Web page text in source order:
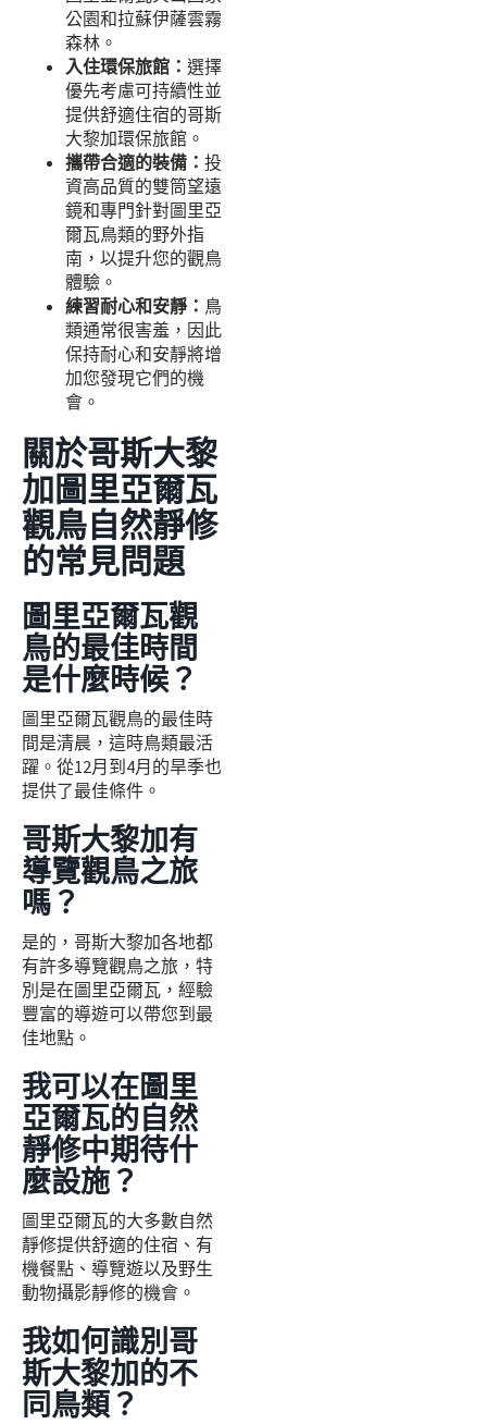
公園和拉蘇伊薩雲霧
森林。
入住環保旅館： 選擇
優先考慮可持續性並
提供舒適住宿的哥斯
大黎加環保旅館。
攜帶合適的裝備： 投
資高品質的雙筒望遠
鏡和專門針對圖里亞
爾瓦鳥類的野外指
南，以提升您的觀鳥
體驗。
練習耐心和安靜： 鳥
類通常很害羞，因此
保持耐心和安靜將增
加您發現它們的機
會。
關於哥斯大黎
加圖里亞爾瓦
觀鳥自然靜修
的常見問題
圖里亞爾瓦觀
鳥的最佳時間
是什麼時候？
圖里亞爾瓦觀鳥的最佳時
間是清晨，這時鳥類最活
躍。從12月到4月的旱季也
提供了最佳條件。
哥斯大黎加有
導覽觀鳥之旅
嗎？
是的，哥斯大黎加各地都
有許多導覽觀鳥之旅，特
別是在圖里亞爾瓦，經驗
豐富的導遊可以帶您到最
佳地點。
我可以在圖里
亞爾瓦的自然
靜修中期待什
麼設施？
圖里亞爾瓦的大多數自然
靜修提供舒適的住宿、有
機餐點、導覽遊以及野生
動物攝影靜修的機會。
我如何識別哥
斯大黎加的不
同鳥類？